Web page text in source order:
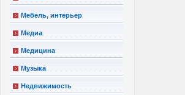
Мебель, интерьер
Медиа
Медицина
Музыка
Недвижимость